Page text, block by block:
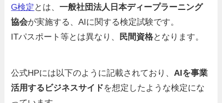
G検定 とは、一般社団法人日本ディープラーニング
協会が実施する、AIに関する検定試験です。
ITパスポート等とは異なり、 民間資格となります。
公式HPには以下のように記載されており、AIを事業
活用するビジネスサイドを想定したような検定にな